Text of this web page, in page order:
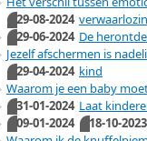
29-08-2024
De
29-06-2024
Jezelf afschermen is
kind
29-04-2024
Waarom je een baby
31-01-2024 Laat
09-01-2024
18-10-2023